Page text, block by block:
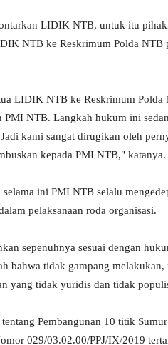
LIDIK NTB, untuk itu
NTB ke Reskrimum Polda NTB
LIDIK NTB ke Reskrimum Polda
NTB. Langkah hukum ini
kami sangat dirugikan oleh
kepada PMI NTB," katanya.
ini PMI NTB selalu
pelaksanaan roda organisasi.
sepenuhnya sesuai dengan
bahwa tidak gampang
yang tidak yuridis dan tidak
Pembangunan 10 titik
029/03.02.00/PPJ/IX/2019